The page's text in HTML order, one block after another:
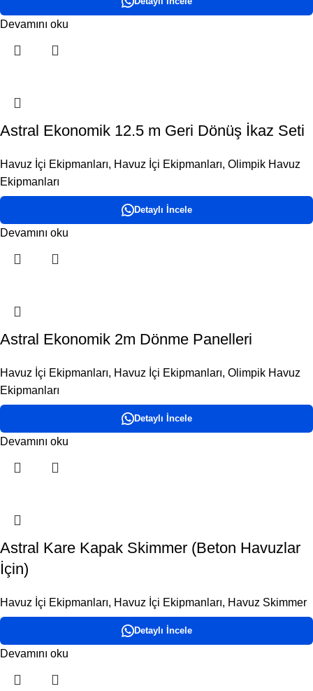
Devamını oku
Astral Ekonomik 12.5 m Geri Dönüş İkaz Seti
Havuz İçi Ekipmanları, Havuz İçi Ekipmanları, Olimpik Havuz
Ekipmanları
Detaylı İncele
Devamını oku
Astral Ekonomik 2m Dönme Panelleri
Havuz İçi Ekipmanları, Havuz İçi Ekipmanları, Olimpik Havuz
Ekipmanları
Detaylı İncele
Devamını oku
Astral Kare Kapak Skimmer (Beton Havuzlar
İçin)
Havuz İçi Ekipmanları, Havuz İçi Ekipmanları, Havuz Skimmer
Detaylı İncele
Devamını oku